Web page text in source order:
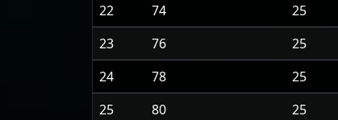
22
74 25
23
76 25
24
78 25
25
80 25